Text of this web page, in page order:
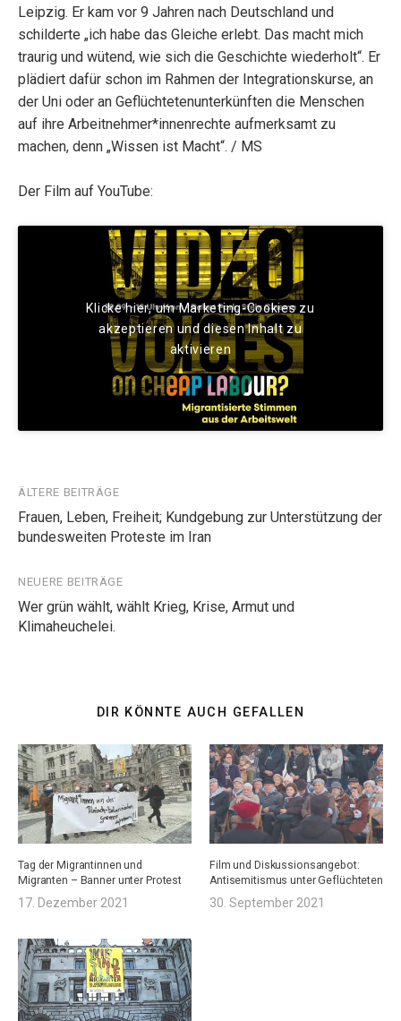
Leipzig. Er kam vor 9 Jahren nach Deutschland und
schilderte „ich habe das Gleiche erlebt. Das macht mich
traurig und wütend, wie sich die Geschichte wiederholt“. Er
plädiert dafür schon im Rahmen der Integrationskurse, an
der Uni oder an Geflüchtetenunterkünften die Menschen
auf ihre Arbeitnehmer*innenrechte aufmerksamt zu
machen, denn „Wissen ist Macht“. / MS
Der Film auf YouTube:
Klicke hier, um Marketing-Cookies zu
akzeptieren und diesen Inhalt zu
aktivieren
Beitragsnavigation
ÄLTERE BEITRÄGE
Frauen, Leben, Freiheit; Kundgebung zur Unterstützung der
bundesweiten Proteste im Iran
NEUERE BEITRÄGE
Wer grün wählt, wählt Krieg, Krise, Armut und
Klimaheuchelei.
DIR KÖNNTE AUCH GEFALLEN
Tag der Migrantinnen und
Migranten – Banner unter Protest
17. Dezember 2021
Film und Diskussionsangebot:
Antisemitismus unter Geflüchteten
30. September 2021